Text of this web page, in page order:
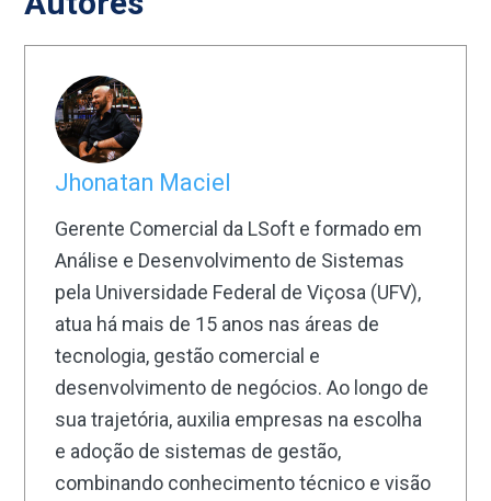
Jhonatan Maciel
Gerente Comercial da LSoft e formado em
Análise e Desenvolvimento de Sistemas
pela Universidade Federal de Viçosa (UFV),
atua há mais de 15 anos nas áreas de
tecnologia, gestão comercial e
desenvolvimento de negócios. Ao longo de
sua trajetória, auxilia empresas na escolha
e adoção de sistemas de gestão,
combinando conhecimento técnico e visão